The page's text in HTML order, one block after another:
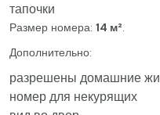
тапочки
Размер номера: 14 м².
Дополнительно:
разрешены домашние
номер для некурящих